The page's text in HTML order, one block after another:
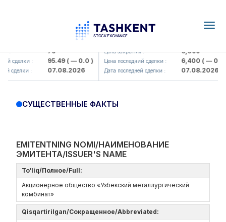
: 79
сделки : 95.49( — 0.0 )
сделки : 07.08.2026
UZMK (<O'zmetkombinat> AJ)
Цена закрытия : 6,099
Цена последний сделки : 6,400( — 0.0 )
Дата последней сделки : 07.08.2026
СУЩЕСТВЕННЫЕ ФАКТЫ
EMITENTNING NOMI/НАИМЕНОВАНИЕ
ЭМИТЕНТА/ISSUER'S NAME
To‘liq/Полное/Full:
Акционерное общество «Узбекский металлургический
комбинат»
Qisqartirilgan/Сокращенное/Abbreviated: